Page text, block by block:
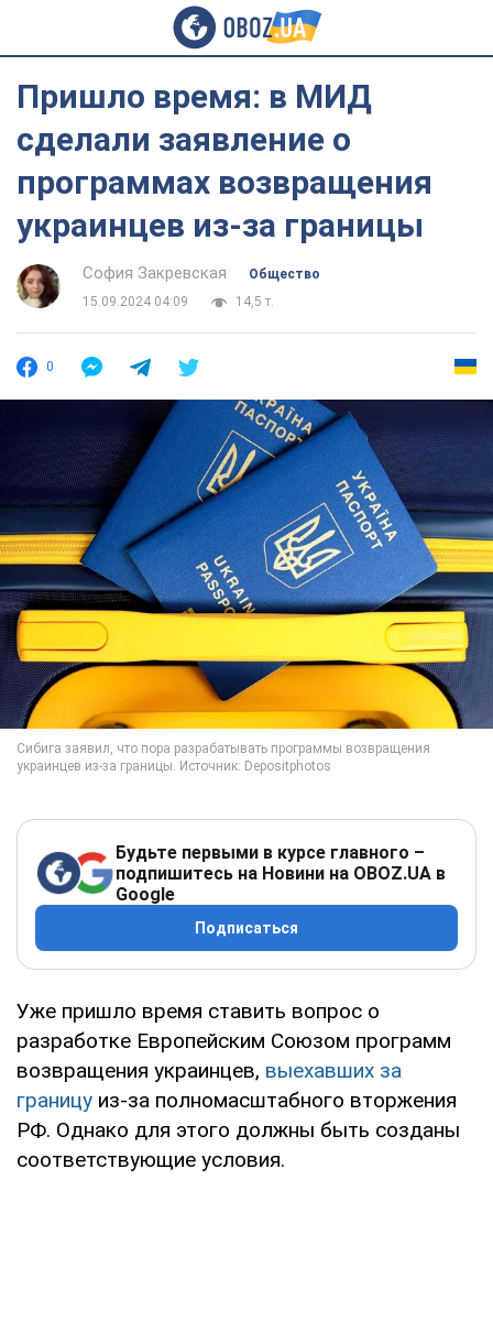
Пришло время: в МИД
сделали заявление о
программах возвращения
украинцев из-за границы
София Закревская
Общество
15.09.2024 04:09
14,5 т.
0
Будьте первыми в курсе главного –
подпишитесь на Новини на OBOZ.UA в
Google
Подписаться
Уже пришло время ставить вопрос о
разработке Европейским Союзом программ
возвращения украинцев, выехавших за
границу из-за полномасштабного вторжения
РФ. Однако для этого должны быть созданы
соответствующие условия.